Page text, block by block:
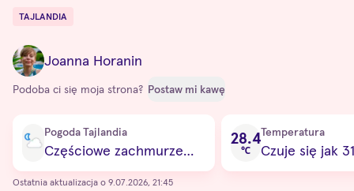
Destinations
TAJLANDIA
Joanna Horanin
Podoba ci się moja strona? Postaw mi kawę
Pogoda Tajlandia
Częściowe zachmurzenie
28.4
℃
Temperatura
Czuje się jak
Ostatnia aktualizacja o 9.07.2026, 21:45